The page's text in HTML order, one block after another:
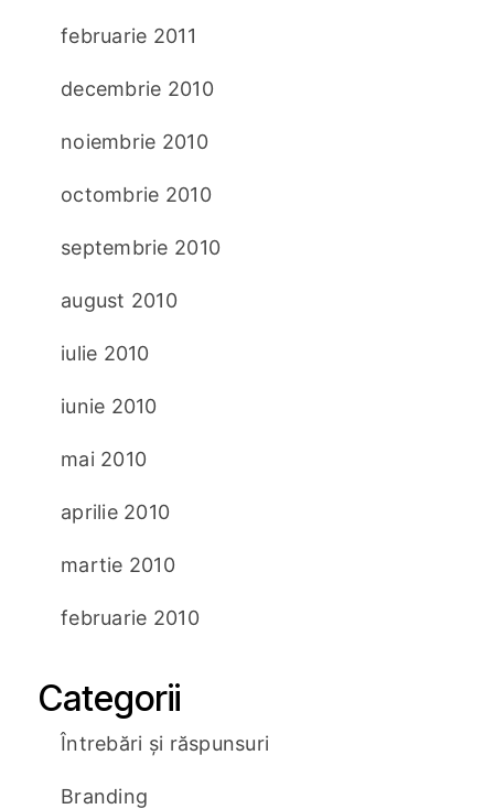
februarie 2011
decembrie 2010
noiembrie 2010
octombrie 2010
septembrie 2010
august 2010
iulie 2010
iunie 2010
mai 2010
aprilie 2010
martie 2010
februarie 2010
Categorii
Întrebări și răspunsuri
Branding